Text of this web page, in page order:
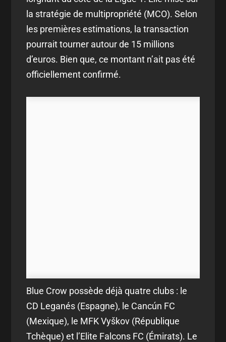
la stratégie de multipropriété (MCO). Selon
les premières estimations, la transaction
pourrait tourner autour de 15 millions
d’euros. Bien que, ce montant n’ait pas été
officiellement confirmé.
Blue Crow possède déjà quatre clubs : le
CD Leganés (Espagne), le Cancún FC
(Mexique), le MFK Vyškov (République
Tchèque) et l’Elite Falcons FC (Émirats). Le